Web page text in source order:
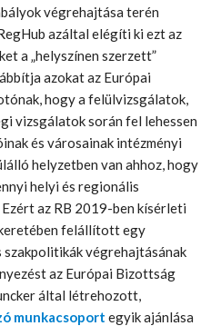
végrehajtása terén
azáltal elégíti ki ezt az
a „helyszínen szerzett”
azokat az Európai
hogy a felülvizsgálatok,
vizsgálatok során fel lehessen
és városainak intézményi
helyzetben van ahhoz, hogy
helyi és regionális
az RB 2019-ben kísérleti
felállított egy
végrehajtásának
az Európai Bizottság
által létrehozott,
munkacsoport egyik ajánlása